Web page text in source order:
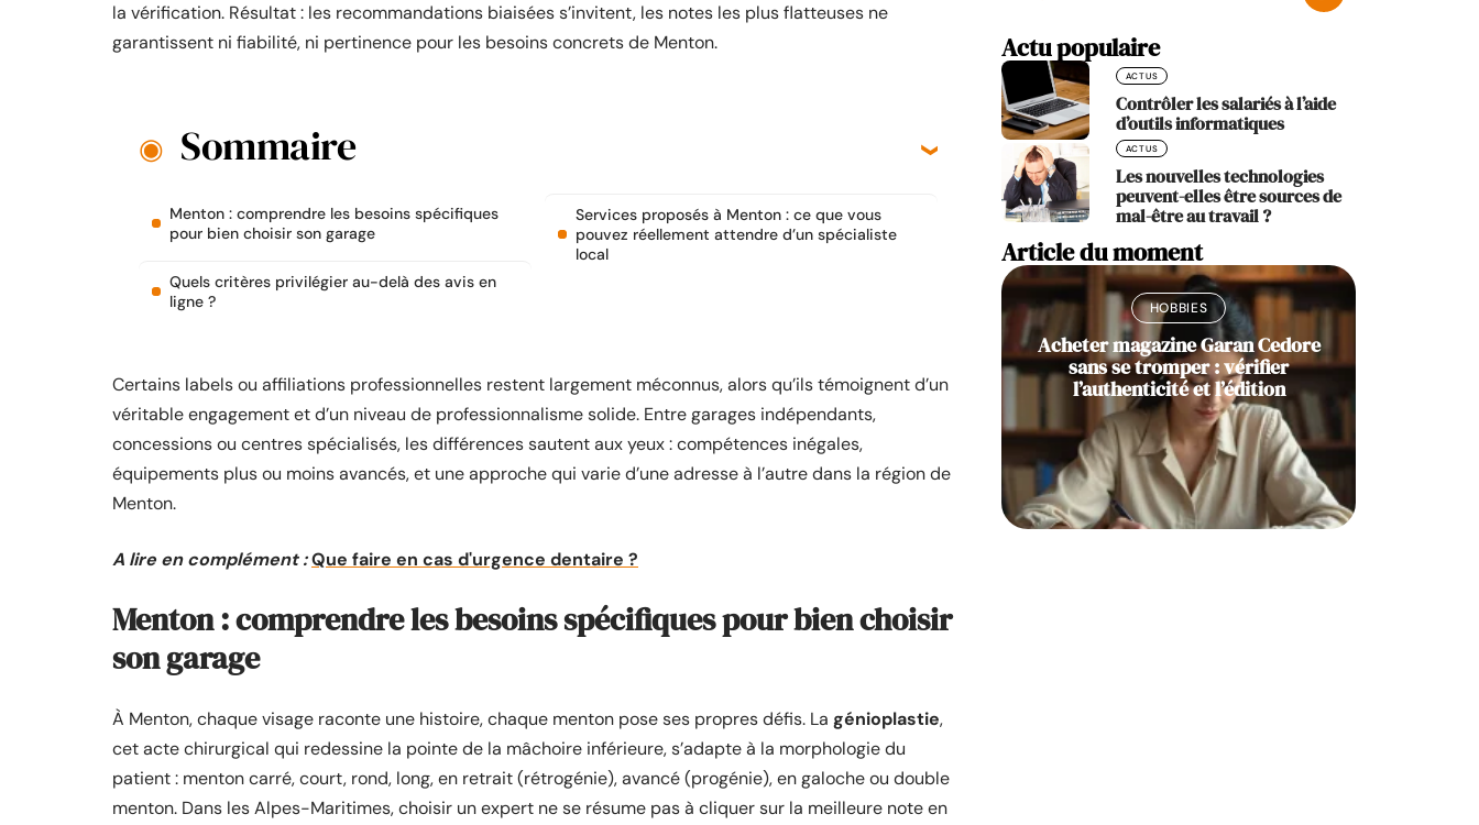
la vérification. Résultat : les recommandations biaisées s’invitent, les notes les plus flatteuses ne
garantissent ni fiabilité, ni pertinence pour les besoins concrets de Menton.
Sommaire
Menton : comprendre les besoins spécifiques
pour bien choisir son garage
Quels critères privilégier au-delà des avis en
ligne ?
Services proposés à Menton : ce que vous
pouvez réellement attendre d’un spécialiste
local
Certains labels ou affiliations professionnelles restent largement méconnus, alors qu’ils témoignent d’un
véritable engagement et d’un niveau de professionnalisme solide. Entre garages indépendants,
concessions ou centres spécialisés, les différences sautent aux yeux : compétences inégales,
équipements plus ou moins avancés, et une approche qui varie d’une adresse à l’autre dans la région de
Menton.
A lire en complément :Que faire en cas d'urgence dentaire ?
Menton : comprendre les besoins spécifiques pour bien choisir
son garage
À Menton, chaque visage raconte une histoire, chaque menton pose ses propres défis. La génioplastie,
cet acte chirurgical qui redessine la pointe de la mâchoire inférieure, s’adapte à la morphologie du
patient : menton carré, court, rond, long, en retrait (rétrogénie), avancé (progénie), en galoche ou double
menton. Dans les Alpes-Maritimes, choisir un expert ne se résume pas à cliquer sur la meilleure note en
Actu populaire
ACTUS
Contrôler les salariés à l’aide
d’outils informatiques
ACTUS
Les nouvelles technologies
peuvent-elles être sources de
mal-être au travail ?
Article du moment
HOBBIES
Acheter magazine Garan Cedore
sans se tromper : vérifier
l’authenticité et l’édition